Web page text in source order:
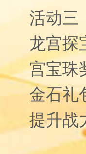
活动三
龙宫探
宫宝珠
金石礼
提升战